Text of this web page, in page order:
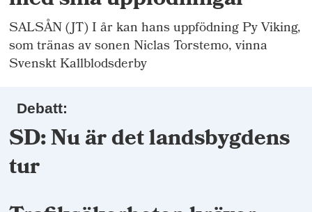
SALSÅN (JT) I år kan hans uppfödning Py Viking,
som tränas av sonen Niclas Torstemo, vinna
Svenskt Kallblodsderby
Debatt:
SD: Nu är det landsbygdens
tur